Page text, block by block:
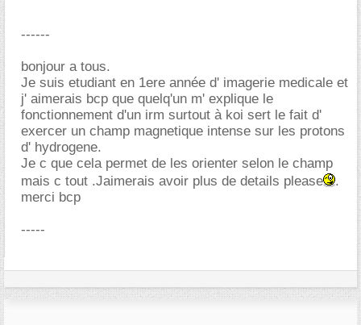
------
bonjour a tous.
Je suis etudiant en 1ere année d' imagerie medicale et
j' aimerais bcp que quelq'un m' explique le
fonctionnement d'un irm surtout à koi sert le fait d'
exercer un champ magnetique intense sur les protons
d' hydrogene.
Je c que cela permet de les orienter selon le champ
mais c tout .Jaimerais avoir plus de details please
.
merci bcp
-----